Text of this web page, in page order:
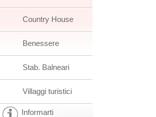
Country House
Benessere
Stab. Balneari
Villaggi turistici
Informarti